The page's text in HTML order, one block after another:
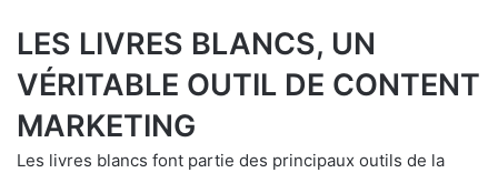
LES LIVRES BLANCS, UN
VÉRITABLE OUTIL DE CONTENT
MARKETING
Les livres blancs font partie des principaux outils de la